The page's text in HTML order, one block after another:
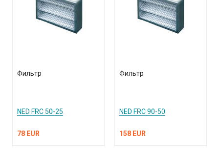
Фильтр
NED FRC 50-25
78 EUR
Фильтр
NED FRC 90-50
158 EUR